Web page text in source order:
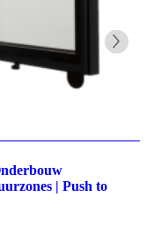
| Push to